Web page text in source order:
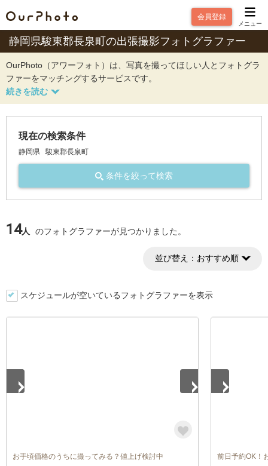
会員登録
メニュー
静岡県駿東郡長泉町の出張撮影フォトグラファー
OurPhoto（アワーフォト）は、写真を撮ってほしい人とフォトグラ
ファーをマッチングするサービスです。
現在の検索条件
静岡県 駿東郡長泉町
条件を絞って検索
14人 のフォトグラファーが見つかりました。
並び替え： おすすめ順
スケジュールが空いているフォトグラファーを表示
お手頃価格のうちに撮ってみる？値上げ検討中 前日予約OK！